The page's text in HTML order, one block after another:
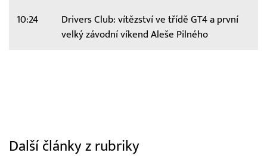
10:24
Drivers Club: vítězství ve třídě GT4 a první
velký závodní víkend Aleše Pilného
Další články z rubriky